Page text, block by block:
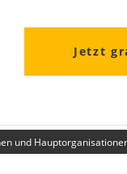
Jetzt
und